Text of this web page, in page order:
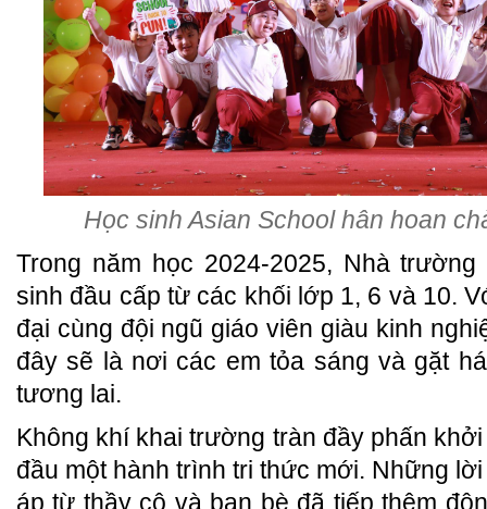
Học sinh Asian School hân hoan
Trong năm học 2024-2025, Nhà
sinh đầu cấp từ các khối lớp 1, 6 và 10.
đại cùng đội ngũ giáo viên giàu kinh
đây sẽ là nơi các em tỏa sáng và gặt
tương lai.
Không khí khai trường tràn đầy phấn
đầu một hành trình tri thức mới. Những
áp từ thầy cô và bạn bè đã tiếp thêm